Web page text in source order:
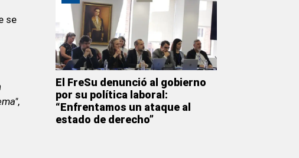
se
,
El FreSu denunció al gobierno
por su política laboral:
“Enfrentamos un ataque al
estado de derecho”